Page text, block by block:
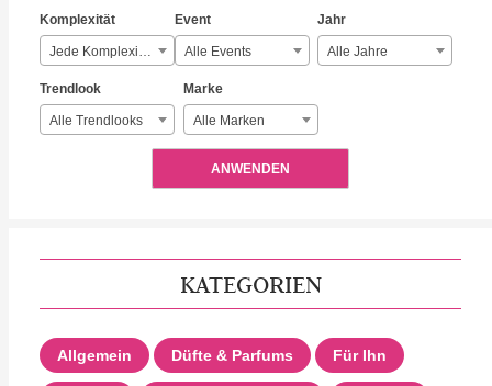
Komplexität
Jede Komplexität
Event
Alle Events
Jahr
Alle Jahre
Trendlook
Alle Trendlooks
Marke
Alle Marken
ANWENDEN
KATEGORIEN
Allgemein Düfte & Parfums Für Ihn